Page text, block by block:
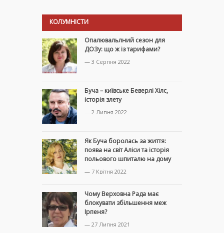
КОЛУМНІСТИ
Опалювальлний сезон для
ДОЗу: що ж із тарифами?
— 3 Серпня 2022
Буча – київське Беверлі Хілс,
історія злету
— 2 Липня 2022
Як Буча боролась за життя:
поява на світ Аліси та історія
польового шпиталю на дому
— 7 Квітня 2022
Чому Верховна Рада має
блокувати збільшення меж
Ірпеня?
— 27 Липня 2021